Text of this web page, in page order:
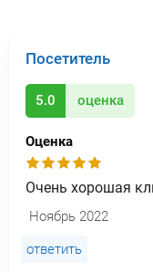
Посетитель
5.0 оценка
Оценка
Очень хорошая
Ноябрь 2022
ответить